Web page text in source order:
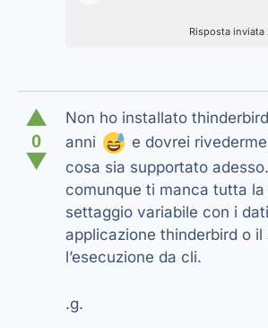
Risposta inviata
▲
0
▼
Non ho installato
anni
e dovrei
cosa sia supportato adesso.
comunque ti manca tutta la
settaggio variabile con i
applicazione thinderbird o il
l’esecuzione da cli.
.g.